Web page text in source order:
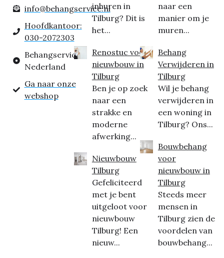
info@behangservice.nl
Hoofdkantoor:
030-2072303
Behangservice
Nederland
Ga naar onze
webshop
inhuren in
Tilburg? Dit is
het...
Renostuc voor
nieuwbouw in
Tilburg
Ben je op zoek
naar een
strakke en
moderne
afwerking...
Nieuwbouw
Tilburg
Gefeliciteerd
met je bent
uitgeloot voor
nieuwbouw
Tilburg! Een
nieuw...
naar een
manier om je
muren...
Behang
Verwijderen in
Tilburg
Wil je behang
verwijderen in
een woning in
Tilburg? Ons...
Bouwbehang
voor
nieuwbouw in
Tilburg
Steeds meer
mensen in
Tilburg zien de
voordelen van
bouwbehang...